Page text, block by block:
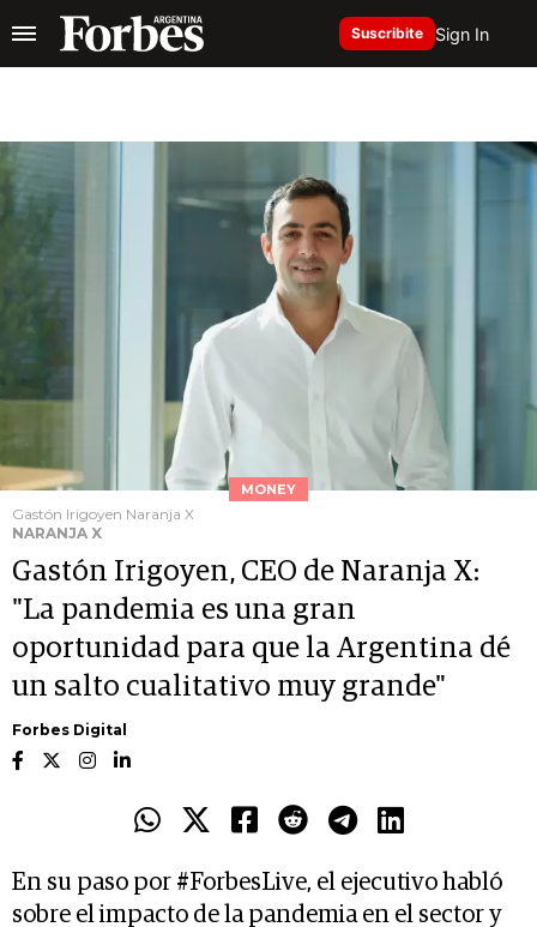
Suscribite Sign In
MONEY
Gastón Irigoyen Naranja X
NARANJA X
Gastón Irigoyen, CEO de Naranja X:
"La pandemia es una gran
oportunidad para que la Argentina dé
un salto cualitativo muy grande"
Forbes Digital
En su paso por #ForbesLive, el ejecutivo habló
sobre el impacto de la pandemia en el sector y